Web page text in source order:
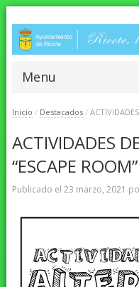
Menu
Inicio / Destacados /
ACTIVIDADES
“ESCAPE ROOM”
Publicado el 23 marzo, 2021